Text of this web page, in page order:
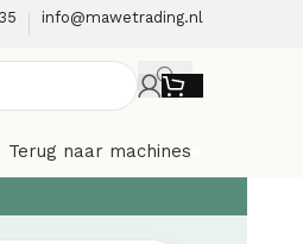
info@mawetrading.nl
Terug naar machines